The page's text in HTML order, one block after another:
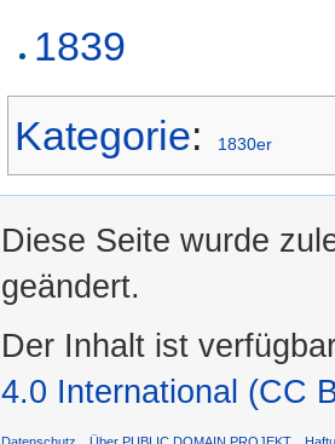
1839
Kategorie: 1830er
Diese Seite wurde
geändert.
Der Inhalt ist
4.0 International (CC